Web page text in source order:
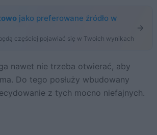
jako preferowane źródło w
częściej pojawiać się w Twoich wynikach
Do tego posłuży wbudowany
z tych mocno niefajnych.